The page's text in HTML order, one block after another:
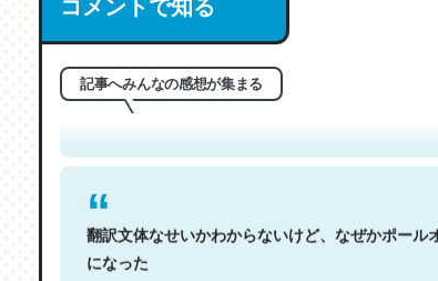
コメントで知る
記事へみんなの感想が集まる
これは名文。彼はとてもクレバーなんだろうなと
もお勧め。自分はこの流れ好き。Let’s Fucking
─今のこの状況が信じられるかい？ by ラーズ・ヌートバー
翻訳文体なせいかわからないけど、なぜかポール
になった
─今のこの状況が信じられるかい？ by ラーズ・ヌートバー